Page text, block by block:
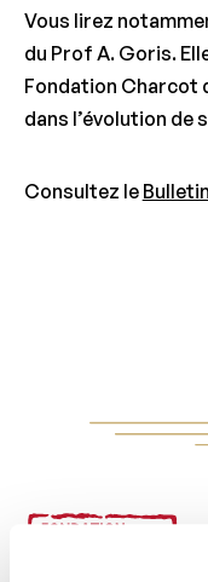
Vous lirez
du Prof A. Goris.
Fondation Charcot
dans l’évolution de
Consultez le